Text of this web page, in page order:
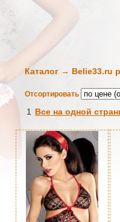
Каталог → Belie33.ru
Отсортировать
1 Все на одной